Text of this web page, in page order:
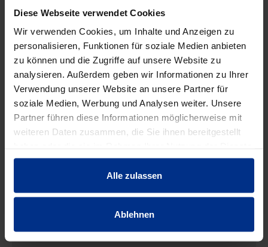
Diese Webseite verwendet Cookies
Wir verwenden Cookies, um Inhalte und Anzeigen zu
personalisieren, Funktionen für soziale Medien anbieten
zu können und die Zugriffe auf unsere Website zu
analysieren. Außerdem geben wir Informationen zu Ihrer
Verwendung unserer Website an unsere Partner für
soziale Medien, Werbung und Analysen weiter. Unsere
Partner führen diese Informationen möglicherweise mit
weiteren Daten zusammen, die Sie ihnen bereitgestellt
gesammelt haben.
Alle zulassen
Ablehnen
MINUS PLUS
Min.: 1 Stück
18,10 €
pro 1 Stück (exkl. Mwst.)
AAT
Code